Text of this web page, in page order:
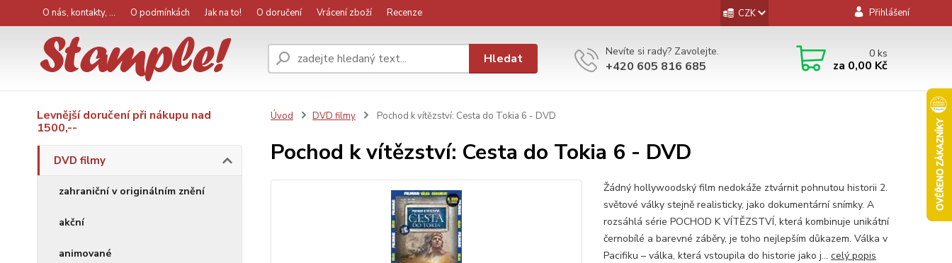
O nás, kontakty, ... O podmínkách Jak na to! O doručení Vrácení zboží Recenze CZK Přihlášení
Hledat Nevíte si rady? Zavolejte.
+420 605 816 685
0ks
za 0,00 Kč
Levnější doručení při nákupu nad
1500,--
DVD filmy
zahraniční v originálním znění
akční
animované
Úvod DVD filmy Pochod k vítězství: Cesta do Tokia 6 - DVD
Pochod k vítězství: Cesta do Tokia 6 - DVD
Žádný hollywoodský film nedokáže ztvárnit pohnutou historii 2.
světové války stejně realisticky, jako dokumentární snímky. A
rozsáhlá série POCHOD K VÍTĚZSTVÍ, která kombinuje unikátní
černobílé a barevné záběry, je toho nejlepším důkazem. Válka v
Pacifiku – válka, která vstoupila do historie jako j... celý popis